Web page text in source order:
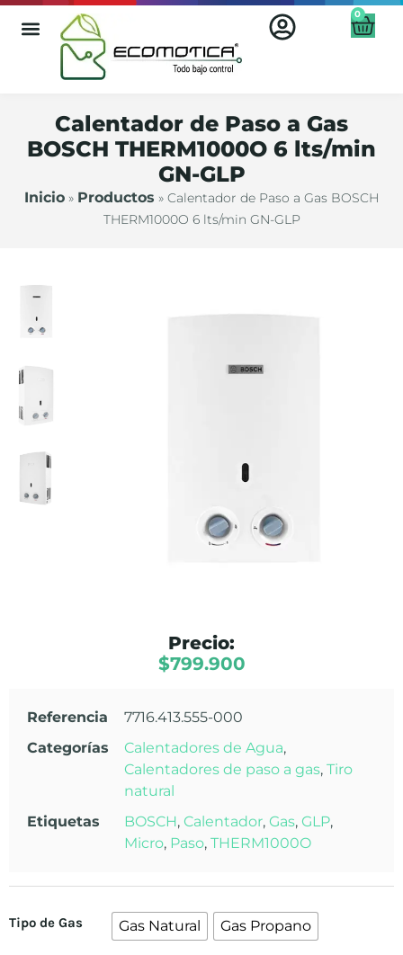
0
Calentador de Paso a Gas
BOSCH THERM1000O 6 lts/min
GN-GLP
Inicio » Productos » Calentador de Paso a Gas BOSCH
THERM1000O 6 lts/min GN-GLP
Precio:
$799.900
Referencia
7716.413.555-000
Categorías
Calentadores de Agua,
Calentadores de paso a gas, Tiro
natural
Etiquetas
BOSCH, Calentador, Gas, GLP,
Micro, Paso, THERM1000O
Tipo de Gas Gas Natural Gas Propano